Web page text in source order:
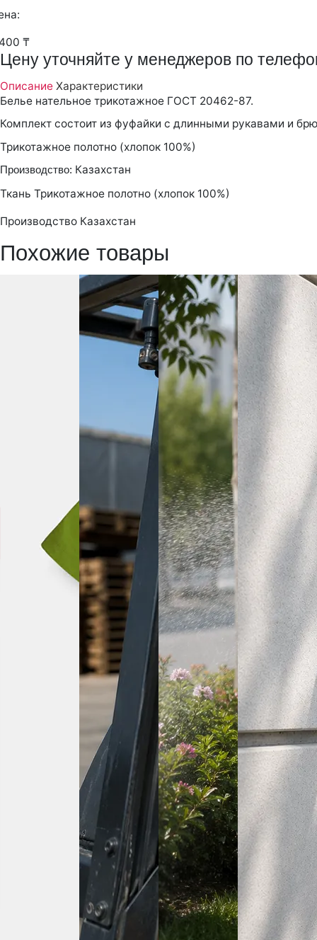
₸
уточняйте у менеджеров по
Описание Характеристики
Белье нательное трикотажное ГОСТ 20462-87.
Комплект состоит из фуфайки с длинными рукавами и
Трикотажное полотно (хлопок 100%)
Производство: Казахстан
Ткань Трикотажное полотно (хлопок 100%)
Производство Казахстан
Похожие товары